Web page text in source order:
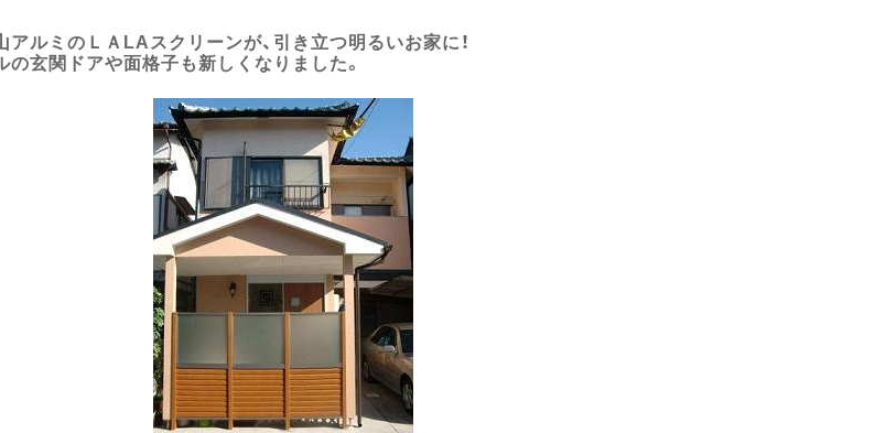
アルミのＬＡLAスクリーンが、引き立つ明るいお家に！
の玄関ドアや面格子も新しくなりました。